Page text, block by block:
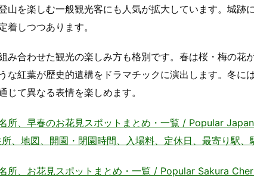
山を楽しむ一般観光客にも人気が拡大しています。城跡
しつつあります。
み合わせた観光の楽しみ方も格別です。春は桜・梅の花
な紅葉が歴史的遺構をドラマチックに演出します。冬に
て異なる表情を楽しめます。
所、早春のお花見スポットまとめ・一覧 / Popular
、地図、開園・閉園時間、入場料、定休日、最寄り駅、
所、お花見スポットまとめ・一覧 / Popular Sakura